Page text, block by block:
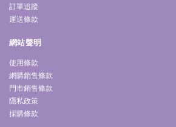
訂單追蹤
運送條款
網站聲明
使用條款
網購銷售條款
門市銷售條款
隱私政策
採購條款